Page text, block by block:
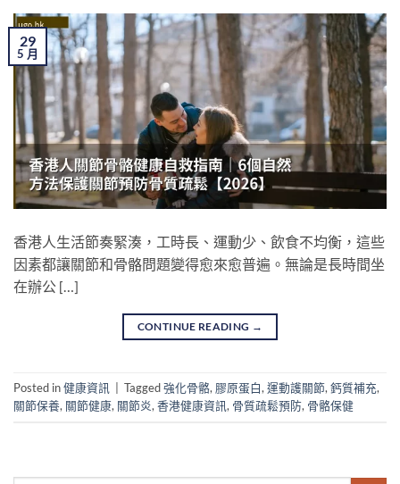
29
5 月
香港人生活節奏緊湊，工時長、運動少、飲食不均衡，這些
因素都讓關節和骨骼問題變得愈來愈普遍。無論是長時間坐
在辦公 […]
CONTINUE READING →
Posted in健康資訊 Tagged強化骨骼,膠原蛋白,運動護關節,鈣質補充,
關節保養, 關節健康, 關節炎,香港健康資訊, 骨質疏鬆預防, 骨骼保健